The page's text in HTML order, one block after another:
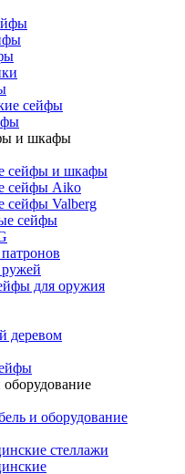
сейфы
и шкафы
сейфы и шкафы
сейфы Aiko
сейфы Valberg
сейфы
для оружия
деревом
и оборудование
стеллажи